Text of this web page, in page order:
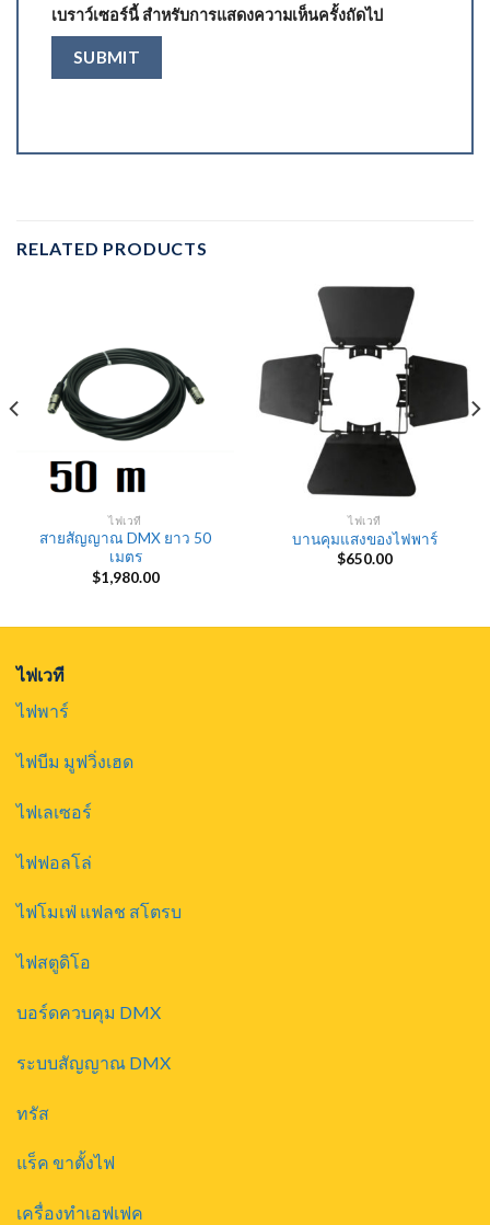
เบราว์เซอร์นี้ สำหรับการแสดงความเห็นครั้งถัดไป
RELATED PRODUCTS
ไฟเวที
สายสัญญาณ DMX ยาว 50
เมตร
$1,980.00
ไฟเวที
บานคุมแสงของไฟพาร์
$650.00
ไฟเวที
ไฟพาร์
ไฟบีม มูฟวิ่งเฮด
ไฟเลเซอร์
ไฟฟอลโล่
ไฟโมเฟ่ แฟลช สโตรบ
ไฟสตูดิโอ
บอร์ดควบคุม DMX
ระบบสัญญาณ DMX
ทรัส
แร็ค ขาตั้งไฟ
เครื่องทำเอฟเฟค